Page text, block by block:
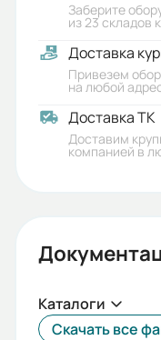
Вариант
редуктора):
Вязкость
1450
Подача (л/ч):
300
Заберите
из 23 складов
Доставка
Привезем
на любой
Доставка ТК
Доставим
компанией в
Каталоги
Скачать все